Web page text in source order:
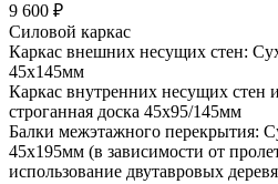
9 600 ₽
Силовой каркас
Каркас внешних несущих стен:
45х145мм
Каркас внутренних несущих стен
строганная доска 45х95/145мм
Балки межэтажного перекрытия:
45х195мм (в зависимости от
использование двутавровых